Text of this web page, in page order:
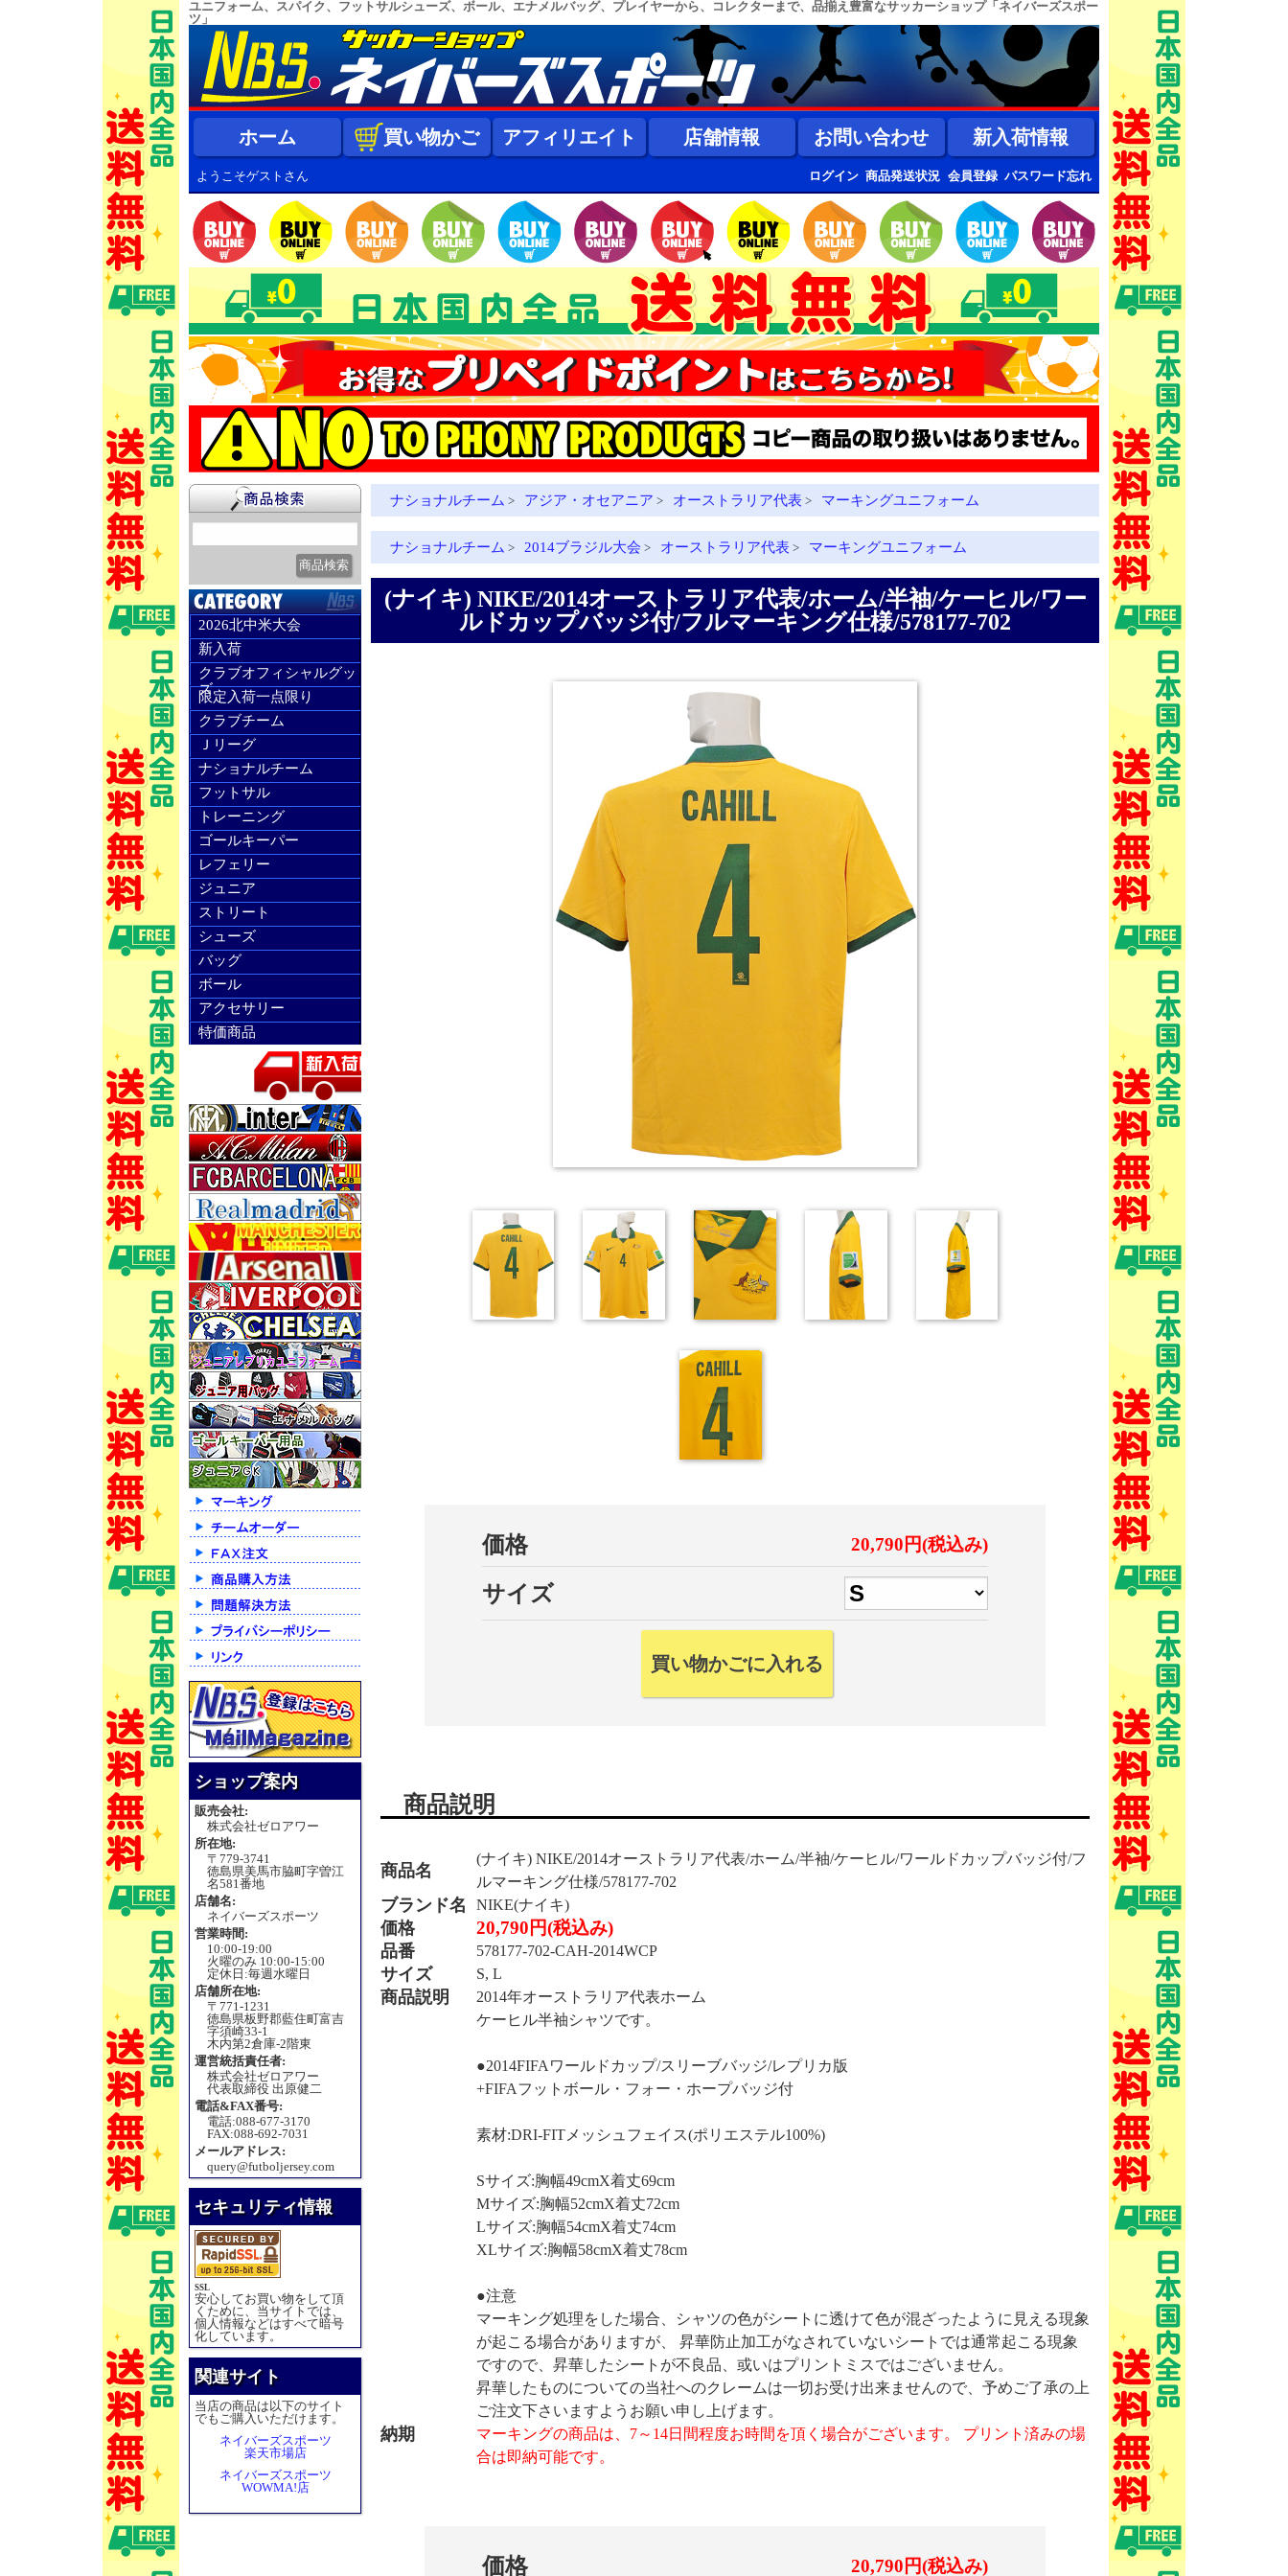
ユニフォーム、スパイク、フットサルシューズ、ボール、エナメルバッグ、プレイヤーから、コレクターまで、品揃え豊富なサッカーショップ「ネイバーズスポー
ツ」
ホーム 買い物かご アフィリエイト 店舗情報 お問い合わせ 新入荷情報
ようこそゲストさん ログイン 商品発送状況 会員登録 パスワード忘れ
2026北中米大会
新入荷
クラブオフィシャルグッ
ズ
限定入荷一点限り
クラブチーム
Ｊリーグ
ナショナルチーム
フットサル
トレーニング
ゴールキーパー
レフェリー
ジュニア
ストリート
シューズ
バッグ
ボール
アクセサリー
特価商品
ショップ案内
販売会社:
株式会社ゼロアワー
所在地:
〒779-3741
徳島県美馬市脇町字曽江
名581番地
店舗名:
ネイバーズスポーツ
営業時間:
10:00-19:00
火曜のみ 10:00-15:00
定休日:毎週水曜日
店舗所在地:
〒771-1231
徳島県板野郡藍住町富吉
字須崎33-1
木内第2倉庫-2階東
運営統括責任者:
株式会社ゼロアワー
代表取締役 出原健二
電話&FAX番号:
電話:088-677-3170
FAX:088-692-7031
メールアドレス:
query@futboljersey.com
セキュリティ情報
SSL
安心してお買い物をして頂
くために、当サイトでは、
個人情報などはすべて暗号
化しています。
関連サイト
当店の商品は以下のサイト
でもご購入いただけます。
ネイバーズスポーツ
楽天市場店
ネイバーズスポーツ
WOWMA!店
ナショナルチーム > アジア・オセアニア > オーストラリア代表 > マーキングユニフォーム
ナショナルチーム > 2014ブラジル大会 > オーストラリア代表 > マーキングユニフォーム
(ナイキ) NIKE/2014オーストラリア代表/ホーム/半袖/ケーヒル/ワー
ルドカップバッジ付/フルマーキング仕様/578177-702
価格 20,790円(税込み)
サイズ
商品説明
商品名
(ナイキ) NIKE/2014オーストラリア代表/ホーム/半袖/ケーヒル/ワールドカップバッジ付/フ
ルマーキング仕様/578177-702
ブランド名 NIKE(ナイキ)
価格 20,790円(税込み)
品番 578177-702-CAH-2014WCP
サイズ S, L
商品説明
2014年オーストラリア代表ホーム
ケーヒル半袖シャツです。
●2014FIFAワールドカップ/スリーブバッジ/レプリカ版
+FIFAフットボール・フォー・ホープバッジ付
素材:DRI-FITメッシュフェイス(ポリエステル100%)
Sサイズ:胸幅49cmX着丈69cm
Mサイズ:胸幅52cmX着丈72cm
Lサイズ:胸幅54cmX着丈74cm
XLサイズ:胸幅58cmX着丈78cm
●注意
マーキング処理をした場合、シャツの色がシートに透けて色が混ざったように見える現象
が起こる場合がありますが、 昇華防止加工がなされていないシートでは通常起こる現象
ですので、昇華したシートが不良品、或いはプリントミスではございません。
昇華したものについての当社へのクレームは一切お受け出来ませんので、予めご了承の上
ご注文下さいますようお願い申し上げます。
納期
マーキングの商品は、7～14日間程度お時間を頂く場合がございます。 プリント済みの場
合は即納可能です。
価格 20,790円(税込み)